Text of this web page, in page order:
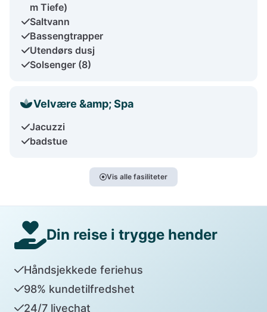
m Tiefe)
Saltvann
Bassengtrapper
Utendørs dusj
Solsenger (8)
Velvære &amp; Spa
Jacuzzi
badstue
Vis alle fasiliteter
Din reise i trygge hender
Håndsjekkede feriehus
98% kundetilfredshet
24/7 livechat